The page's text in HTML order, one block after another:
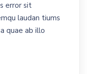
error sit
laudan tiums
quae ab illo